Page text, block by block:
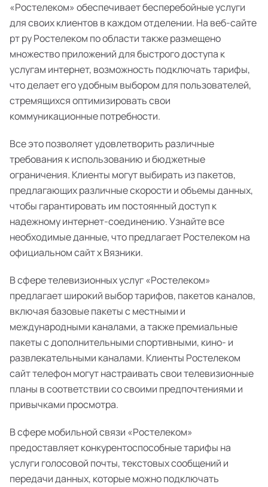
«Ростелеком» обеспечивает бесперебойные услуги
для своих клиентов в каждом отделении. На веб-сайте
рт ру Ростелеком по области также размещено
множество приложений для быстрого доступа к
услугам интернет, возможность подключать тарифы,
что делает его удобным выбором для пользователей,
стремящихся оптимизировать свои
коммуникационные потребности.
Все это позволяет удовлетворить различные
требования к использованию и бюджетные
ограничения. Клиенты могут выбирать из пакетов,
предлагающих различные скорости и объемы данных,
чтобы гарантировать им постоянный доступ к
надежному интернет-соединению. Узнайте все
необходимые данные, что предлагает Ростелеком на
официальном сайт х Вязники.
В сфере телевизионных услуг «Ростелеком»
предлагает широкий выбор тарифов, пакетов каналов,
включая базовые пакеты с местными и
международными каналами, а также премиальные
пакеты с дополнительными спортивными, кино- и
развлекательными каналами. Клиенты Ростелеком
сайт телефон могут настраивать свои телевизионные
планы в соответствии со своими предпочтениями и
привычками просмотра.
В сфере мобильной связи «Ростелеком»
предоставляет конкурентоспособные тарифы на
услуги голосовой почты, текстовых сообщений и
передачи данных, которые можно подключать